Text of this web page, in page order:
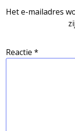
Het e-mailadres
Reactie *